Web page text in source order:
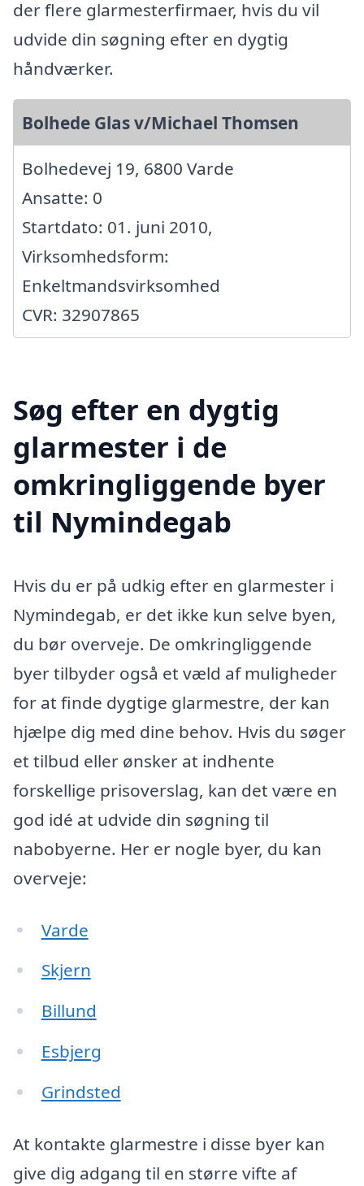
der flere glarmesterfirmaer, hvis du vil
udvide din søgning efter en dygtig
håndværker.
Bolhede Glas v/Michael Thomsen
Bolhedevej 19, 6800 Varde
Ansatte: 0
Startdato: 01. juni 2010,
Virksomhedsform:
Enkeltmandsvirksomhed
CVR: 32907865
Søg efter en dygtig
glarmester i de
omkringliggende byer
til Nymindegab
Hvis du er på udkig efter en glarmester i
Nymindegab, er det ikke kun selve byen,
du bør overveje. De omkringliggende
byer tilbyder også et væld af muligheder
for at finde dygtige glarmestre, der kan
hjælpe dig med dine behov. Hvis du søger
et tilbud eller ønsker at indhente
forskellige prisoverslag, kan det være en
god idé at udvide din søgning til
nabobyerne. Her er nogle byer, du kan
overveje:
Varde
Skjern
Billund
Esbjerg
Grindsted
At kontakte glarmestre i disse byer kan
give dig adgang til en større vifte af